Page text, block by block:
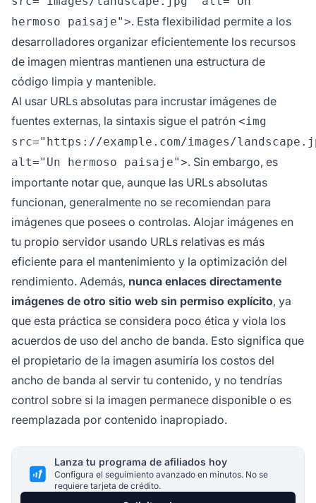
hermoso paisaje">. Esta flexibilidad permite a los
desarrolladores organizar eficientemente los recursos
de imagen mientras mantienen una estructura de
código limpia y mantenible.
Al usar URLs absolutas para incrustar imágenes de
fuentes externas, la sintaxis sigue el patrón <img
src="https://example.com/images/
alt="Un hermoso paisaje">. Sin embargo, es
importante notar que, aunque las URLs absolutas
funcionan, generalmente no se recomiendan para
imágenes que posees o controlas. Alojar imágenes en
tu propio servidor usando URLs relativas es más
eficiente para el mantenimiento y la optimización del
rendimiento. Además, nunca enlaces directamente
imágenes de otro sitio web sin permiso explícito, ya
que esta práctica se considera poco ética y viola los
acuerdos de uso del ancho de banda. Esto significa que
el propietario de la imagen asumiría los costos del
ancho de banda al servir tu contenido, y no tendrías
control sobre si la imagen permanece disponible o es
reemplazada por contenido inapropiado.
Lanza tu programa de afiliados hoy
Configura el seguimiento avanzado en minutos. No se
requiere tarjeta de crédito.